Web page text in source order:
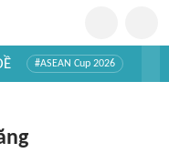
#ASEAN Cup 2026